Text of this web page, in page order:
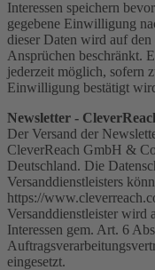
Interessen speichern
gegebene Einwilligung
dieser Daten wird auf
Ansprüchen beschränkt.
jederzeit möglich, sofern
Einwilligung bestätigt
Newsletter -
Der Versand der
CleverReach GmbH &
Deutschland. Die
Versanddienstleisters
https://
Versanddienstleister wird
Interessen gem. Art. 6
eingesetzt.